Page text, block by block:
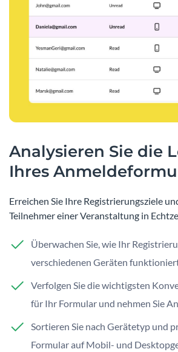
Analysieren Sie die
Ihres
Erreichen Sie Ihre Registrierungsziele
Teilnehmer einer Veranstaltung in
Überwachen Sie, wie Ihr
verschiedenen Geräten
Verfolgen Sie die wichtigsten
für Ihr Formular und nehmen Sie
Sortieren Sie nach Gerätetyp und
Formular auf Mobil- und